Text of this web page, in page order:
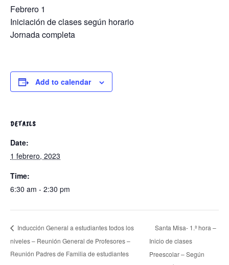
Febrero 1
Iniciación de clases según horario
Jornada completa
Add to calendar
DETAILS
Date:
1 febrero, 2023
Time:
6:30 am - 2:30 pm
Inducción General a estudiantes todos los
niveles – Reunión General de Profesores –
Reunión Padres de Familia de estudiantes
Santa Misa- 1.ª hora –
Inicio de clases
Preescolar – Según